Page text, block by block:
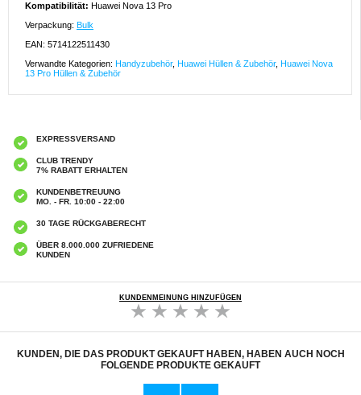
Kompatibilität: Huawei Nova 13 Pro
Verpackung: Bulk
EAN: 5714122511430
Verwandte Kategorien: Handyzubehör, Huawei Hüllen & Zubehör, Huawei Nova
13 Pro Hüllen & Zubehör
EXPRESSVERSAND
CLUB TRENDY
7% RABATT ERHALTEN
KUNDENBETREUUNG
MO. - FR. 10:00 - 22:00
30 TAGE RÜCKGABERECHT
ÜBER 8.000.000 ZUFRIEDENE
KUNDEN
KUNDENMEINUNG HINZUFÜGEN
KUNDEN, DIE DAS PRODUKT GEKAUFT HABEN, HABEN AUCH NOCH
FOLGENDE PRODUKTE GEKAUFT
Samsung Galaxy S25 Ultra Dux Ducis Clin
Samsung Galaxy S25+ Dux Ducis Clin